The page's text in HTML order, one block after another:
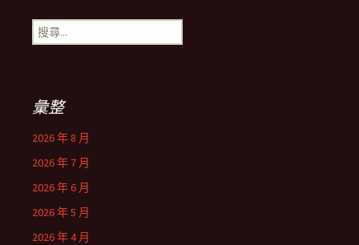
搜
尋
彙整
2026 年 8 月
2026 年 7 月
2026 年 6 月
2026 年 5 月
2026 年 4 月